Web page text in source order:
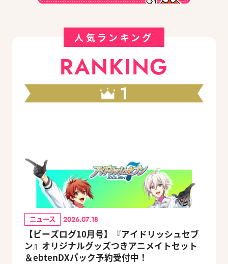
人気ランキング
RANKING
1
ニュース 2026.07.18
【ビーズログ10月号】『アイドリッシュセブ
ン』オリジナルグッズつきアニメイトセット
＆ebtenDXパック予約受付中！